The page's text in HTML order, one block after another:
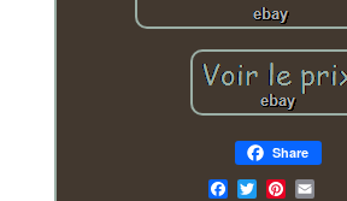
Share